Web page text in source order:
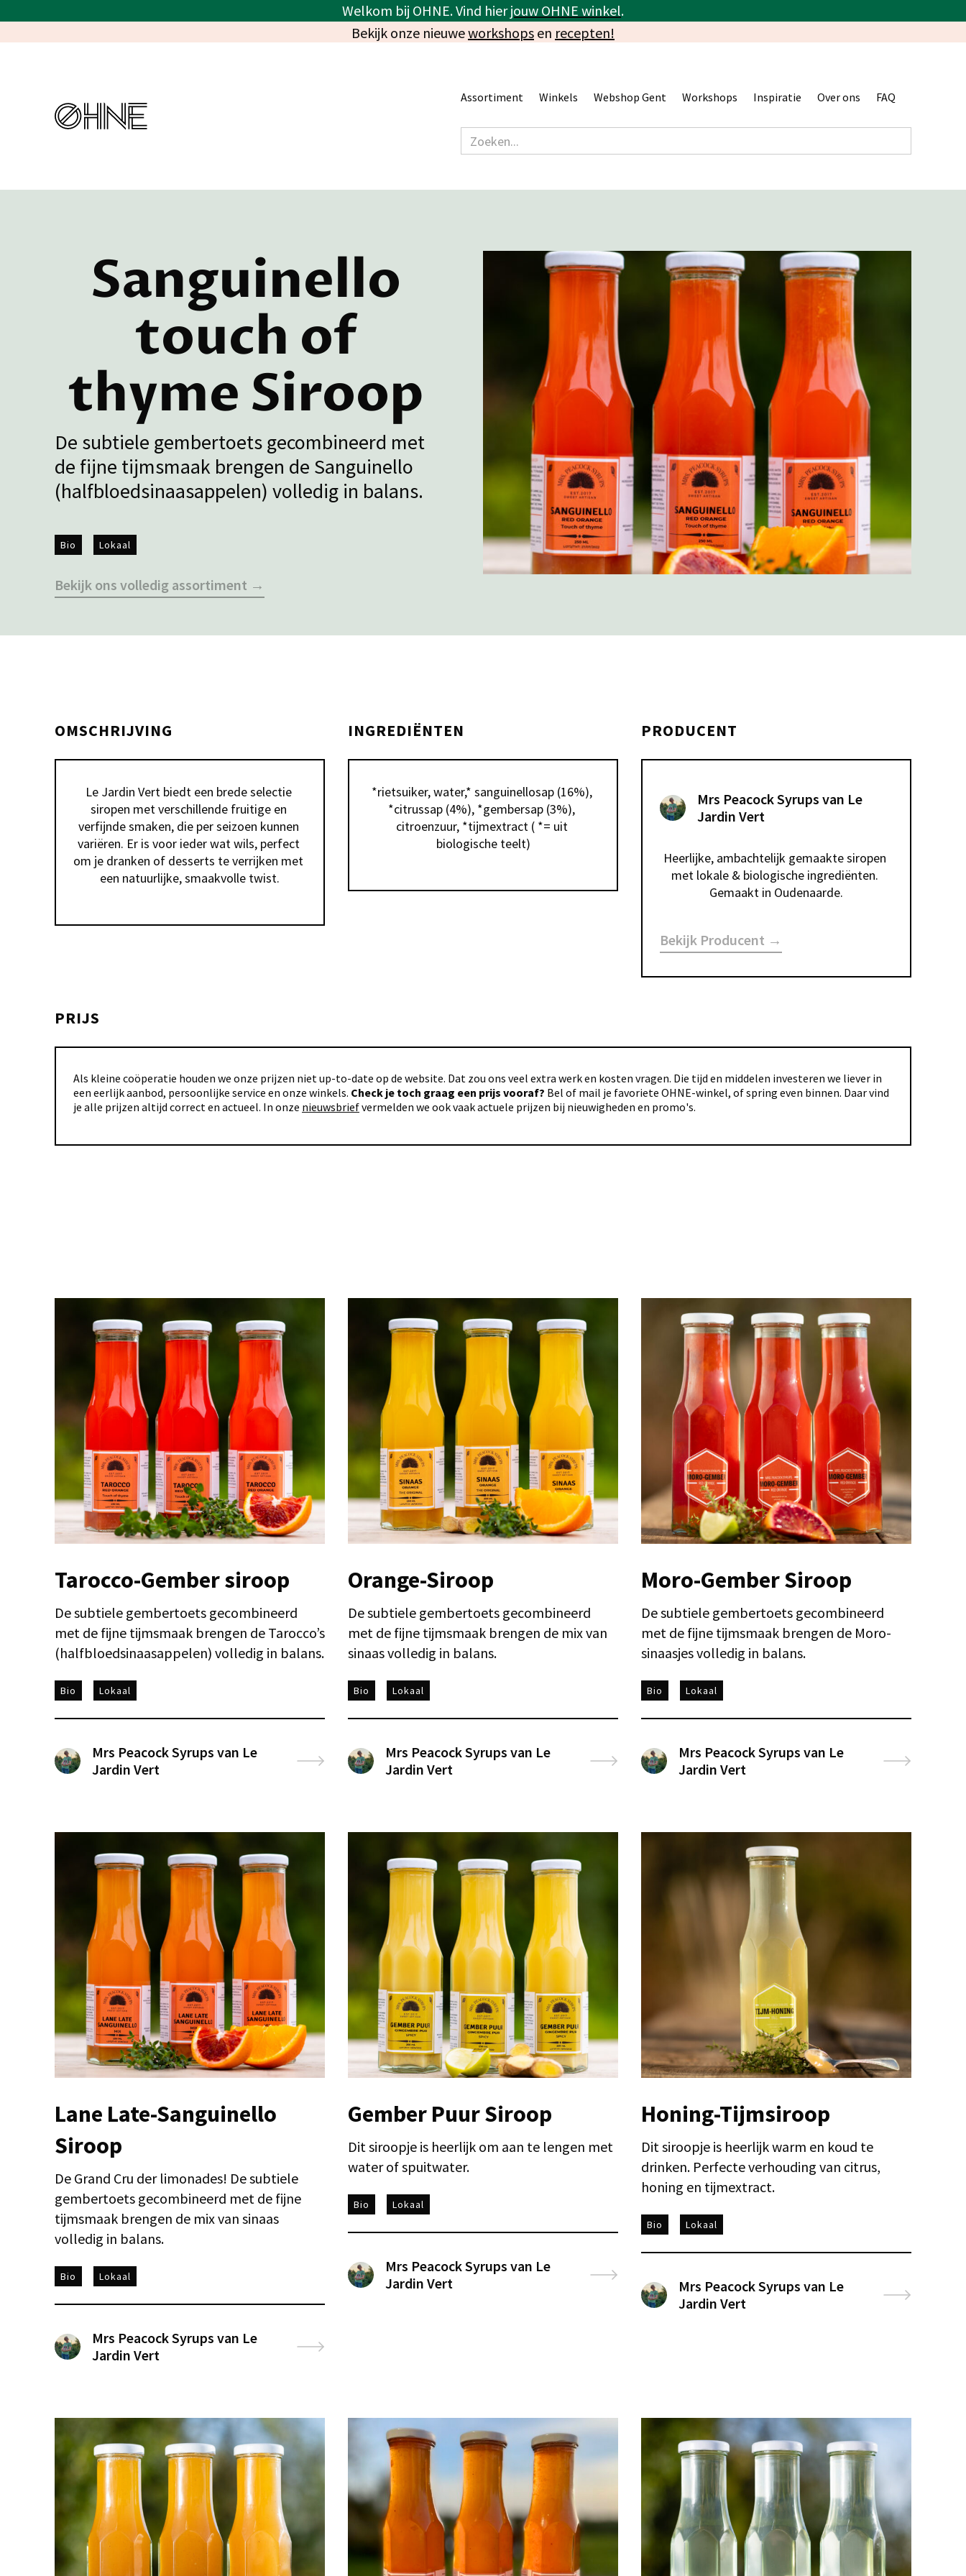
Welkom bij OHNE. Vind hierjouw OHNE winkel.
Bekijk onze nieuweworkshops en recepten!
Assortiment Winkels Webshop Gent Workshops Inspiratie Over ons FAQ
Sanguinello
touch of
thyme Siroop
De subtiele gembertoets gecombineerd met
de fijne tijmsmaak brengen de Sanguinello
(halfbloedsinaasappelen) volledig in balans.
Bio Lokaal
Bekijk ons volledig assortiment →
OMSCHRIJVING
Le Jardin Vert biedt een brede selectie
siropen met verschillende fruitige en
verfijnde smaken, die per seizoen kunnen
variëren. Er is voor ieder wat wils, perfect
om je dranken of desserts te verrijken met
een natuurlijke, smaakvolle twist.
INGREDIËNTEN
*rietsuiker, water,* sanguinellosap (16%),
*citrussap (4%), *gembersap (3%),
citroenzuur, *tijmextract ( *= uit
biologische teelt)
PRODUCENT
Mrs Peacock Syrups van Le
Jardin Vert
Heerlijke, ambachtelijk gemaakte siropen
met lokale & biologische ingrediënten.
Gemaakt in Oudenaarde.
Bekijk Producent →
PRIJS
Als kleine coöperatie houden we onze prijzen niet up-to-date op de website. Dat zou ons veel extra werk en kosten vragen. Die tijd en middelen investeren we liever in
een eerlijk aanbod, persoonlijke service en onze winkels. Check je toch graag een prijs vooraf? Bel of mail je favoriete OHNE-winkel, of spring even binnen. Daar vind
je alle prijzen altijd correct en actueel. In onze nieuwsbriefvermelden we ook vaak actuele prijzen bij nieuwigheden en promo's.
Tarocco-Gember siroop
De subtiele gembertoets gecombineerd
met de fijne tijmsmaak brengen de Tarocco’s
(halfbloedsinaasappelen) volledig in balans.
Bio Lokaal
Mrs Peacock Syrups van Le
Jardin Vert
Orange-Siroop
De subtiele gembertoets gecombineerd
met de fijne tijmsmaak brengen de mix van
sinaas volledig in balans.
Bio Lokaal
Mrs Peacock Syrups van Le
Jardin Vert
Moro-Gember Siroop
De subtiele gembertoets gecombineerd
met de fijne tijmsmaak brengen de Moro-
sinaasjes volledig in balans.
Bio Lokaal
Mrs Peacock Syrups van Le
Jardin Vert
Lane Late-Sanguinello
Siroop
De Grand Cru der limonades! De subtiele
gembertoets gecombineerd met de fijne
tijmsmaak brengen de mix van sinaas
volledig in balans.
Bio Lokaal
Mrs Peacock Syrups van Le
Jardin Vert
Gember Puur Siroop
Dit siroopje is heerlijk om aan te lengen met
water of spuitwater.
Bio Lokaal
Mrs Peacock Syrups van Le
Jardin Vert
Honing-Tijmsiroop
Dit siroopje is heerlijk warm en koud te
drinken. Perfecte verhouding van citrus,
honing en tijmextract.
Bio Lokaal
Mrs Peacock Syrups van Le
Jardin Vert